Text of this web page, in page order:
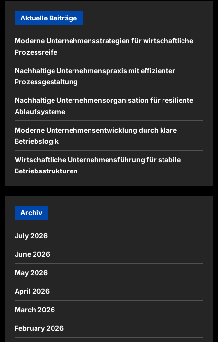
Aktuelle Beiträge
Moderne Unternehmensstrategien für wirtschaftliche
Prozessreife
Nachhaltige Unternehmenspraxis mit effizienter
Prozessgestaltung
Nachhaltige Unternehmensorganisation für resiliente
Ablaufsysteme
Moderne Unternehmensentwicklung durch klare
Betriebslogik
Wirtschaftliche Unternehmensführung für stabile
Betriebsstrukturen
Archiv
July 2026
June 2026
May 2026
April 2026
March 2026
February 2026